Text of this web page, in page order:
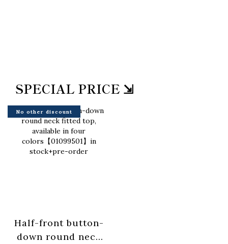
SPECIAL PRICE ⇲
No other discount
Half-front button-
down round neck